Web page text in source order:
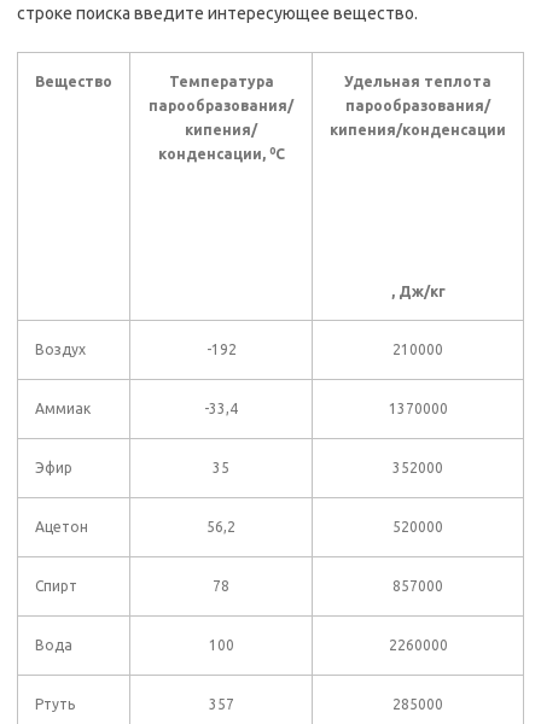
строке поиска введите интересующее вещество.
Вещество
Температура
парообразования/
кипения/
конденсации, 0C
Удельная теплота
парообразования/
кипения/конденсации
, Дж/кг
Воздух -192 210000
Аммиак -33,4 1370000
Эфир 35 352000
Ацетон 56,2 520000
Спирт 78 857000
Вода 100 2260000
Ртуть 357 285000